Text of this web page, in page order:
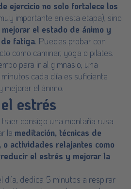
ejercicio no solo fortalece los
importante en esta etapa), sino
el estado de ánimo y
fatiga. Puedes probar con
como caminar, yoga o pilates.
para ir al gimnasio, una
cada día es suficiente
mejorar el ánimo.
estrés
consigo una montaña rusa
la meditación, técnicas de
actividades relajantes como
el estrés y mejorar la
día, dedica 5 minutos a respirar